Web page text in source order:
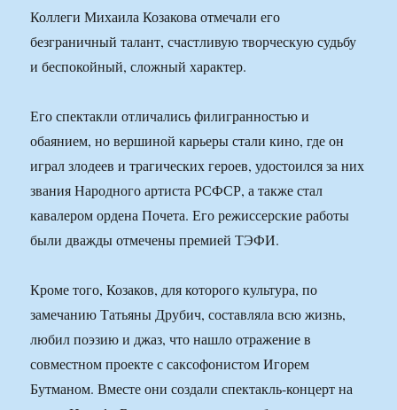
Коллеги Михаила Козакова отмечали его
безграничный талант, счастливую творческую судьбу
и беспокойный, сложный характер.
Его спектакли отличались филигранностью и
обаянием, но вершиной карьеры стали кино, где он
играл злодеев и трагических героев, удостоился за них
звания Народного артиста РСФСР, а также стал
кавалером ордена Почета. Его режиссерские работы
были дважды отмечены премией ТЭФИ.
Кроме того, Козаков, для которого культура, по
замечанию Татьяны Друбич, составляла всю жизнь,
любил поэзию и джаз, что нашло отражение в
совместном проекте с саксофонистом Игорем
Бутманом. Вместе они создали спектакль-концерт на